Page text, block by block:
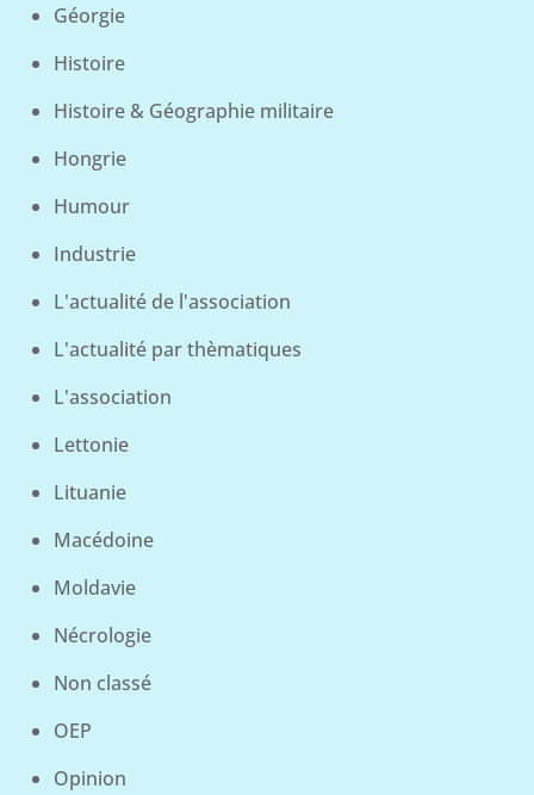
Géorgie
Histoire
Histoire & Géographie militaire
Hongrie
Humour
Industrie
L'actualité de l'association
L'actualité par thèmatiques
L'association
Lettonie
Lituanie
Macédoine
Moldavie
Nécrologie
Non classé
OEP
Opinion